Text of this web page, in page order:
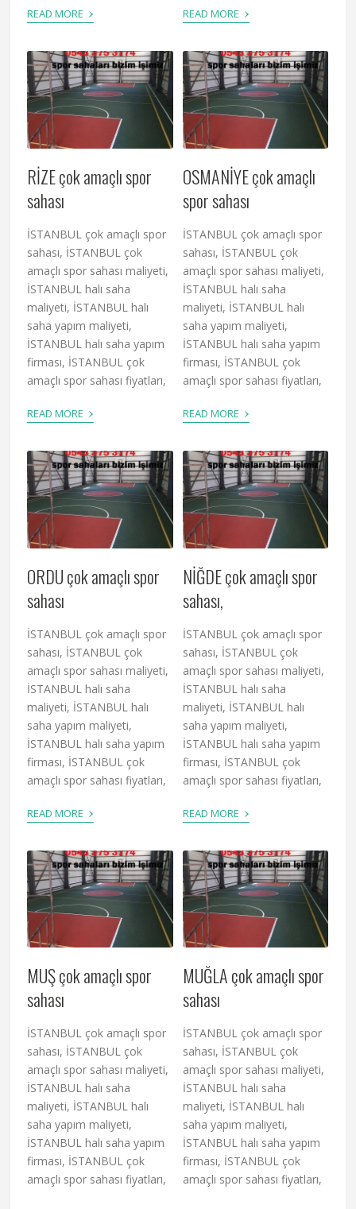
READ MORE › READ MORE ›
RİZE çok amaçlı spor
sahası
İSTANBUL çok amaçlı spor
sahası, İSTANBUL çok
amaçlı spor sahası maliyeti,
İSTANBUL halı saha
maliyeti, İSTANBUL halı
saha yapım maliyeti,
İSTANBUL halı saha yapım
firması, İSTANBUL çok
amaçlı spor sahası fiyatları,
READ MORE ›
OSMANİYE çok amaçlı
spor sahası
İSTANBUL çok amaçlı spor
sahası, İSTANBUL çok
amaçlı spor sahası maliyeti,
İSTANBUL halı saha
maliyeti, İSTANBUL halı
saha yapım maliyeti,
İSTANBUL halı saha yapım
firması, İSTANBUL çok
amaçlı spor sahası fiyatları,
READ MORE ›
ORDU çok amaçlı spor
sahası
İSTANBUL çok amaçlı spor
sahası, İSTANBUL çok
amaçlı spor sahası maliyeti,
İSTANBUL halı saha
maliyeti, İSTANBUL halı
saha yapım maliyeti,
İSTANBUL halı saha yapım
firması, İSTANBUL çok
amaçlı spor sahası fiyatları,
READ MORE ›
NİĞDE çok amaçlı spor
sahası,
İSTANBUL çok amaçlı spor
sahası, İSTANBUL çok
amaçlı spor sahası maliyeti,
İSTANBUL halı saha
maliyeti, İSTANBUL halı
saha yapım maliyeti,
İSTANBUL halı saha yapım
firması, İSTANBUL çok
amaçlı spor sahası fiyatları,
READ MORE ›
MUŞ çok amaçlı spor
sahası
İSTANBUL çok amaçlı spor
sahası, İSTANBUL çok
amaçlı spor sahası maliyeti,
İSTANBUL halı saha
maliyeti, İSTANBUL halı
saha yapım maliyeti,
İSTANBUL halı saha yapım
firması, İSTANBUL çok
amaçlı spor sahası fiyatları,
MUĞLA çok amaçlı spor
sahası
İSTANBUL çok amaçlı spor
sahası, İSTANBUL çok
amaçlı spor sahası maliyeti,
İSTANBUL halı saha
maliyeti, İSTANBUL halı
saha yapım maliyeti,
İSTANBUL halı saha yapım
firması, İSTANBUL çok
amaçlı spor sahası fiyatları,